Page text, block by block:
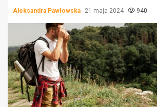
Aleksandra Pawłowska 21 maja 2024 940